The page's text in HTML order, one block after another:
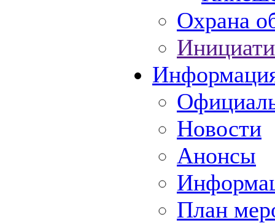
Охрана
Новости
Анонсы
План